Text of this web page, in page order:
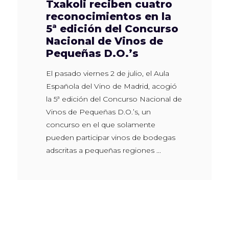
Txakoli reciben cuatro
reconocimientos en la
5ª edición del Concurso
Nacional de Vinos de
Pequeñas D.O.’s
El pasado viernes 2 de julio, el Aula
Española del Vino de Madrid, acogió
la 5ª edición del Concurso Nacional de
Vinos de Pequeñas D.O.’s, un
concurso en el que solamente
pueden participar vinos de bodegas
adscritas a pequeñas regiones